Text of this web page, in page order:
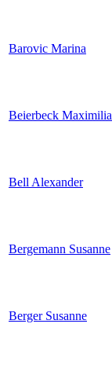
Barovic Marina
Beierbeck
Bell Alexander
Bergemann Susanne
Berger Susanne